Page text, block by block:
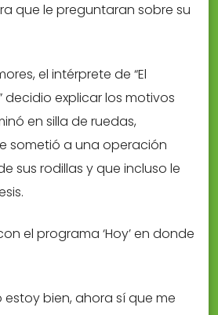
que le preguntaran sobre su
el intérprete de “El
decidio explicar los motivos
en silla de ruedas,
sometió a una operación
sus rodillas y que incluso le
el programa ‘Hoy’ en donde
estoy bien, ahora sí que me